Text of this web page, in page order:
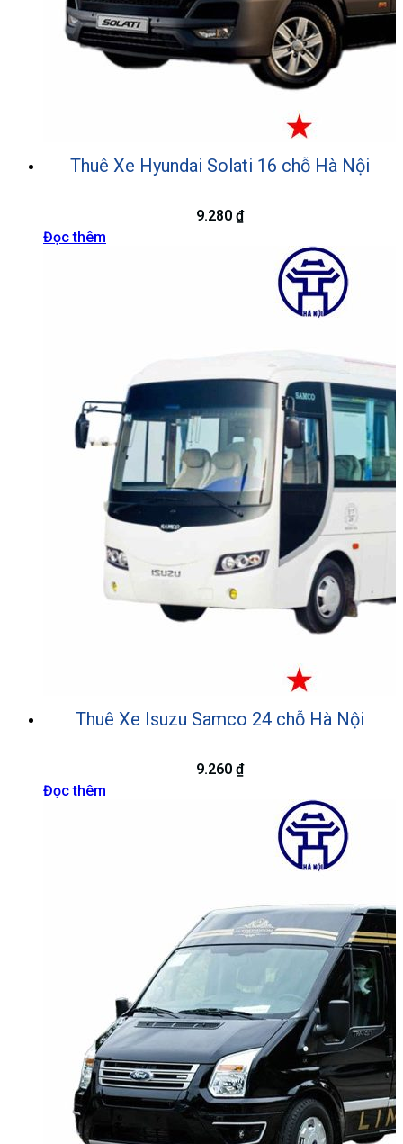
Thuê Xe Hyundai Solati 16 chỗ Hà Nội
9.280 ₫
Đọc thêm
Thuê Xe Isuzu Samco 24 chỗ Hà Nội
9.260 ₫
Đọc thêm